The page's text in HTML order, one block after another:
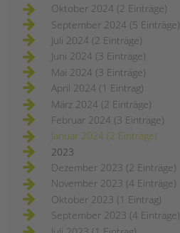
Oktober 2024 (2 Einträge)
September 2024 (5 Einträge)
Juli 2024 (2 Einträge)
Juni 2024 (3 Einträge)
Mai 2024 (3 Einträge)
April 2024 (1 Eintrag)
März 2024 (2 Einträge)
Februar 2024 (3 Einträge)
Januar 2024 (2 Einträge)
2023
Dezember 2023 (2 Einträge)
November 2023 (4 Einträge)
Oktober 2023 (1 Eintrag)
September 2023 (4 Einträge)